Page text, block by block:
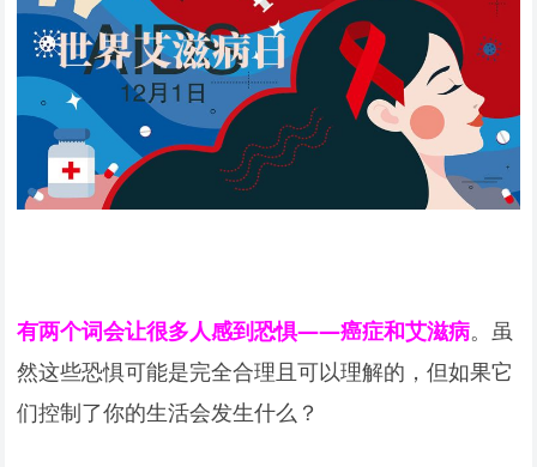
有两个词会让很多人感到恐惧——癌症和艾滋病。虽
然这些恐惧可能是完全合理且可以理解的，但如果它
们控制了你的生活会发生什么？